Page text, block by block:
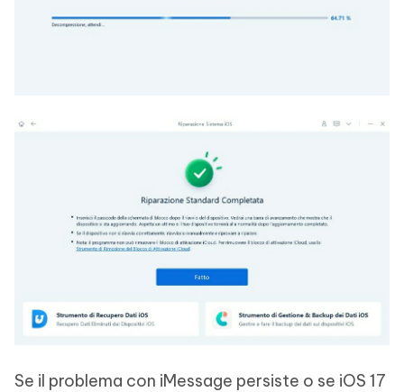
Se il problema con iMessage persiste o se iOS 17